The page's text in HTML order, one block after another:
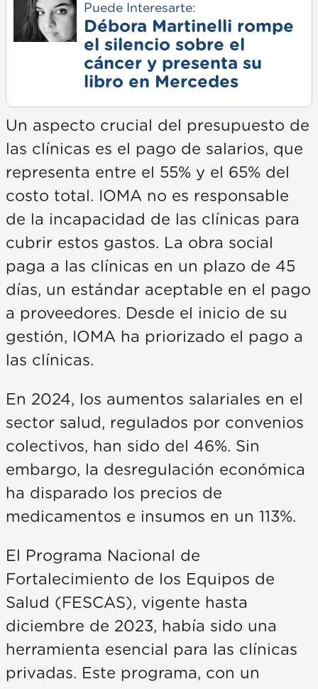
Puede Interesarte:
Débora Martinelli rompe
el silencio sobre el
cáncer y presenta su
libro en Mercedes
Un aspecto crucial del presupuesto de
las clínicas es el pago de salarios, que
representa entre el 55% y el 65% del
costo total. IOMA no es responsable
de la incapacidad de las clínicas para
cubrir estos gastos. La obra social
paga a las clínicas en un plazo de 45
días, un estándar aceptable en el pago
a proveedores. Desde el inicio de su
gestión, IOMA ha priorizado el pago a
las clínicas.
En 2024, los aumentos salariales en el
sector salud, regulados por convenios
colectivos, han sido del 46%. Sin
embargo, la desregulación económica
ha disparado los precios de
medicamentos e insumos en un 113%.
El Programa Nacional de
Fortalecimiento de los Equipos de
Salud (FESCAS), vigente hasta
diciembre de 2023, había sido una
herramienta esencial para las clínicas
privadas. Este programa, con un